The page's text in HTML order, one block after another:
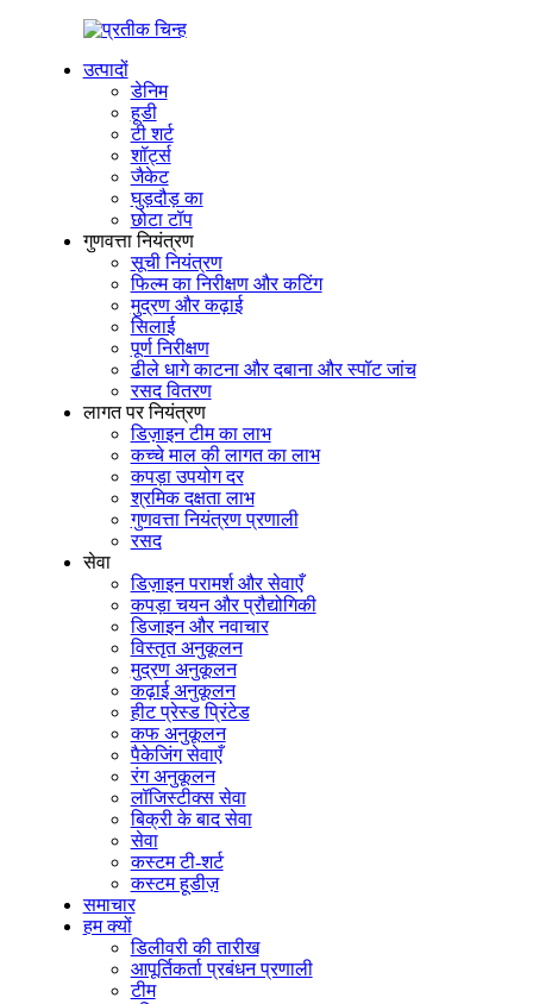
उत्पादों
डेनिम
हूडी
टी शर्ट
शॉर्ट्स
जैकेट
घुड़दौड़ का
छोटा टॉप
गुणवत्ता नियंत्रण
सूची नियंत्रण
फिल्म का निरीक्षण और कटिंग
मुद्रण और कढ़ाई
सिलाई
पूर्ण निरीक्षण
ढीले धागे काटना और दबाना और स्पॉट जांच
रसद वितरण
लागत पर नियंत्रण
डिज़ाइन टीम का लाभ
कच्चे माल की लागत का लाभ
कपड़ा उपयोग दर
श्रमिक दक्षता लाभ
गुणवत्ता नियंत्रण प्रणाली
रसद
सेवा
डिज़ाइन परामर्श और सेवाएँ
कपड़ा चयन और प्रौद्योगिकी
डिजाइन और नवाचार
विस्तृत अनुकूलन
मुद्रण अनुकूलन
कढ़ाई अनुकूलन
हीट प्रेस्ड प्रिंटेड
कफ अनुकूलन
पैकेजिंग सेवाएँ
रंग अनुकूलन
लॉजिस्टीक्स सेवा
बिक्री के बाद सेवा
सेवा
कस्टम टी-शर्ट
कस्टम हूडीज़
समाचार
हम क्यों
डिलीवरी की तारीख
आपूर्तिकर्ता प्रबंधन प्रणाली
टीम